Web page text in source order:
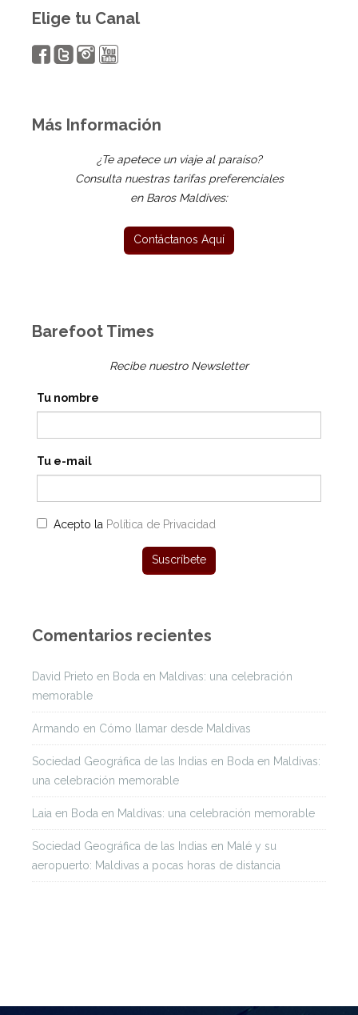
Elige tu Canal
Más Información
¿Te apetece un viaje al paraíso?
Consulta nuestras tarifas preferenciales
en Baros Maldives:
Barefoot Times
Recibe nuestro Newsletter
Tu nombre
Tu e-mail
Acepto la Política de Privacidad
Comentarios recientes
David Prieto en Boda en Maldivas: una celebración
memorable
Armando en Cómo llamar desde Maldivas
Sociedad Geográfica de las Indias en Boda en Maldivas:
una celebración memorable
Laia en Boda en Maldivas: una celebración memorable
Sociedad Geográfica de las Indias en Malé y su
aeropuerto: Maldivas a pocas horas de distancia